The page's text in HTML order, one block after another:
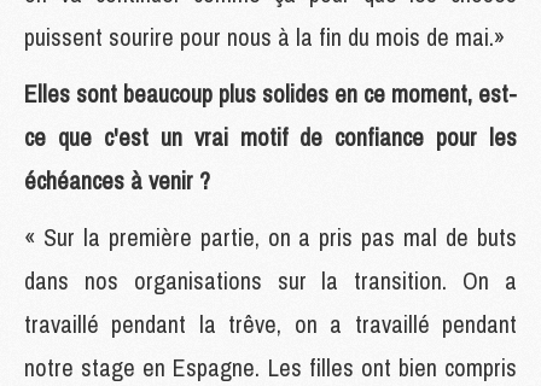
puissent sourire pour nous à la fin du mois de mai.»
Elles sont beaucoup plus solides en ce moment, est-
ce que c'est un vrai motif de confiance pour les
échéances à venir ?
« Sur la première partie, on a pris pas mal de buts
dans nos organisations sur la transition. On a
travaillé pendant la trêve, on a travaillé pendant
notre stage en Espagne. Les filles ont bien compris